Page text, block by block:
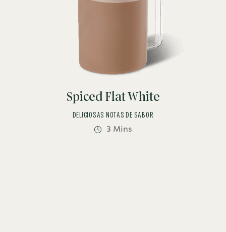
Spiced Flat White
DELICIOSAS NOTAS DE SABOR
3 Mins